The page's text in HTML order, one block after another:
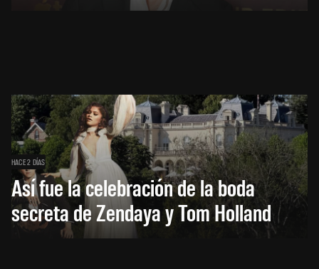
HACE 2 DÍAS
Así fue la celebración de la boda
secreta de Zendaya y Tom Holland